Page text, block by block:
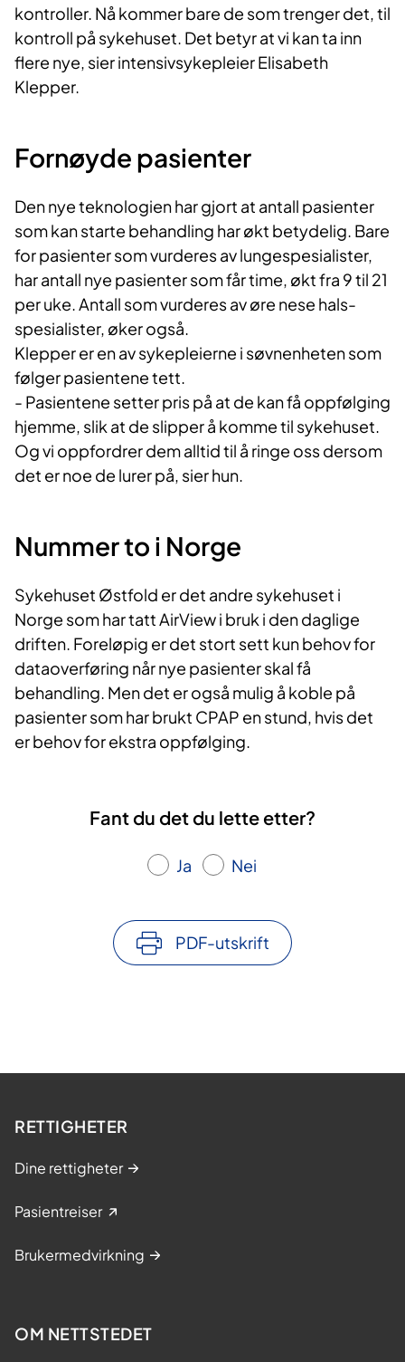
kontroller. Nå kommer bare de som trenger det, til
kontroll på sykehuset. Det betyr at vi kan ta inn
flere nye, sier intensivsykepleier Elisabeth
Klepper.
Fornøyde pasienter
Den nye teknologien har gjort at antall pasienter
som kan starte behandling har økt betydelig. Bare
for pasienter som vurderes av lungespesialister,
har antall nye pasienter som får time, økt fra 9 til 21
per uke. Antall som vurderes av øre nese hals-
spesialister, øker også.
Klepper er en av sykepleierne i søvnenheten som
følger pasientene tett.
- Pasientene setter pris på at de kan få oppfølging
hjemme, slik at de slipper å komme til sykehuset.
Og vi oppfordrer dem alltid til å ringe oss dersom
det er noe de lurer på, sier hun.
Nummer to i Norge
Sykehuset Østfold er det andre sykehuset i
Norge som har tatt AirView i bruk i den daglige
driften. Foreløpig er det stort sett kun behov for
dataoverføring når nye pasienter skal få
behandling. Men det er også mulig å koble på
pasienter som har brukt CPAP en stund, hvis det
er behov for ekstra oppfølging.
Fant du det du lette etter?
Ja Nei
PDF-utskrift
RETTIGHETER
Dine rettigheter
Pasientreiser
Brukermedvirkning
OM NETTSTEDET